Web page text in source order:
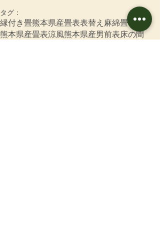
タグ：
縁付き畳熊本県産畳表表替え麻綿畳表
熊本県産畳表涼風熊本県産男前表床の間